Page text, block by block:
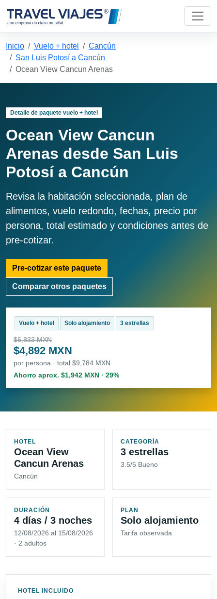
Inicio Vuelo + hotel
Cancún
San Luis Potosí a Cancún
Ocean View Cancun Arenas
Detalle de paquete vuelo + hotel
Ocean View Cancun
Arenas desde San Luis
Potosí a Cancún
Revisa la habitación seleccionada, plan de
alimentos, vuelo redondo, fechas, precio por
persona, total estimado y condiciones antes de
pre-cotizar.
Pre-cotizar este paquete
Comparar otros paquetes
Vuelo + hotel Solo alojamiento 3 estrellas
$6,833 MXN
$4,892 MXN
por persona · total $9,784 MXN
Ahorro aprox. $1,942 MXN · 29%
HOTEL
Ocean View
Cancun Arenas
Cancún
CATEGORÍA
3 estrellas
3.5/5 Bueno
DURACIÓN
4 días / 3 noches
12/08/2026 al 15/08/2026
· 2 adultos
PLAN
Solo alojamiento
Tarifa observada
HOTEL INCLUIDO